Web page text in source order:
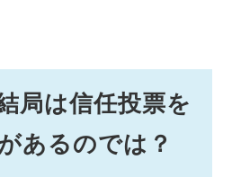
局は信任投票を
あるのでは？